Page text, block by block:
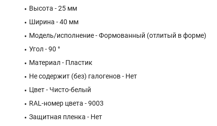
Высота - 25 мм
Ширина - 40 мм
Модель/исполнение - Формованный (отлитый в форме)
Угол - 90 °
Материал - Пластик
Не содержит (без) галогенов - Нет
Цвет - Чисто-белый
RAL-номер цвета - 9003
Защитная пленка - Нет